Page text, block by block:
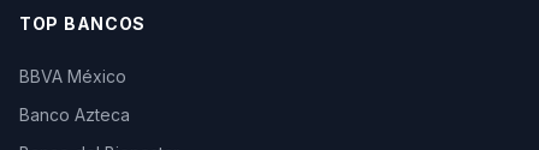
TOP BANCOS
BBVA México
Banco Azteca